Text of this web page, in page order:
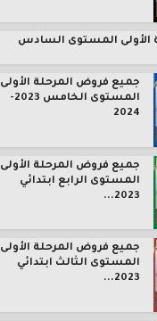
الأولى المستوى السادس
جميع فروض المرحلة الأولى
المستوى الخامس 2023-
2024
جميع فروض المرحلة الأولى
المستوى الرابع ابتدائي
2023...
جميع فروض المرحلة الأولى
المستوى الثالث ابتدائي
2023...